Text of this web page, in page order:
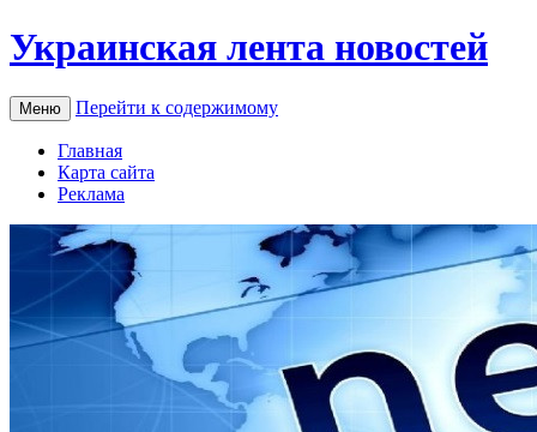
Украинская лента новостей
Меню Перейти к содержимому
Главная
Карта сайта
Реклама